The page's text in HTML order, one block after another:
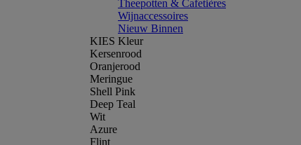
Theepotten & Cafetières
Wijnaccessoires
Nieuw Binnen
KIES Kleur
Kersenrood
Oranjerood
Meringue
Shell Pink
Deep Teal
Wit
Azure
Flint